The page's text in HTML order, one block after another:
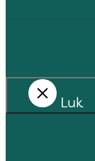
Luk